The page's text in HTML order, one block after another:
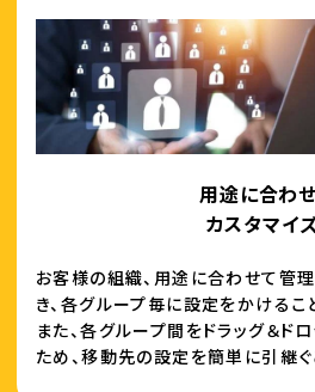
用途に合わ
カスタマイズ
お客様の組織、用途に合わせて管
き、各グループ毎に設定をかけるこ
また、各グループ間をドラッグ＆ド
ため、移動先の設定を簡単に引継ぐ